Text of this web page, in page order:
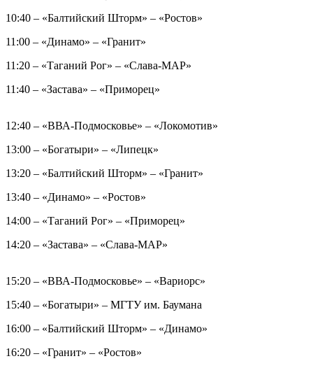
10:40 – «Балтийский Шторм» – «Ростов»
11:00 – «Динамо» – «Гранит»
11:20 – «Таганий Рог» – «Слава-МАР»
11:40 – «Застава» – «Приморец»
12:40 – «ВВА-Подмосковье» – «Локомотив»
13:00 – «Богатыри» – «Липецк»
13:20 – «Балтийский Шторм» – «Гранит»
13:40 – «Динамо» – «Ростов»
14:00 – «Таганий Рог» – «Приморец»
14:20 – «Застава» – «Слава-МАР»
15:20 – «ВВА-Подмосковье» – «Вариорс»
15:40 – «Богатыри» – МГТУ им. Баумана
16:00 – «Балтийский Шторм» – «Динамо»
16:20 – «Гранит» – «Ростов»